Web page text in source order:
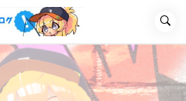
のブログ
の事を気ままに記事にするブログ